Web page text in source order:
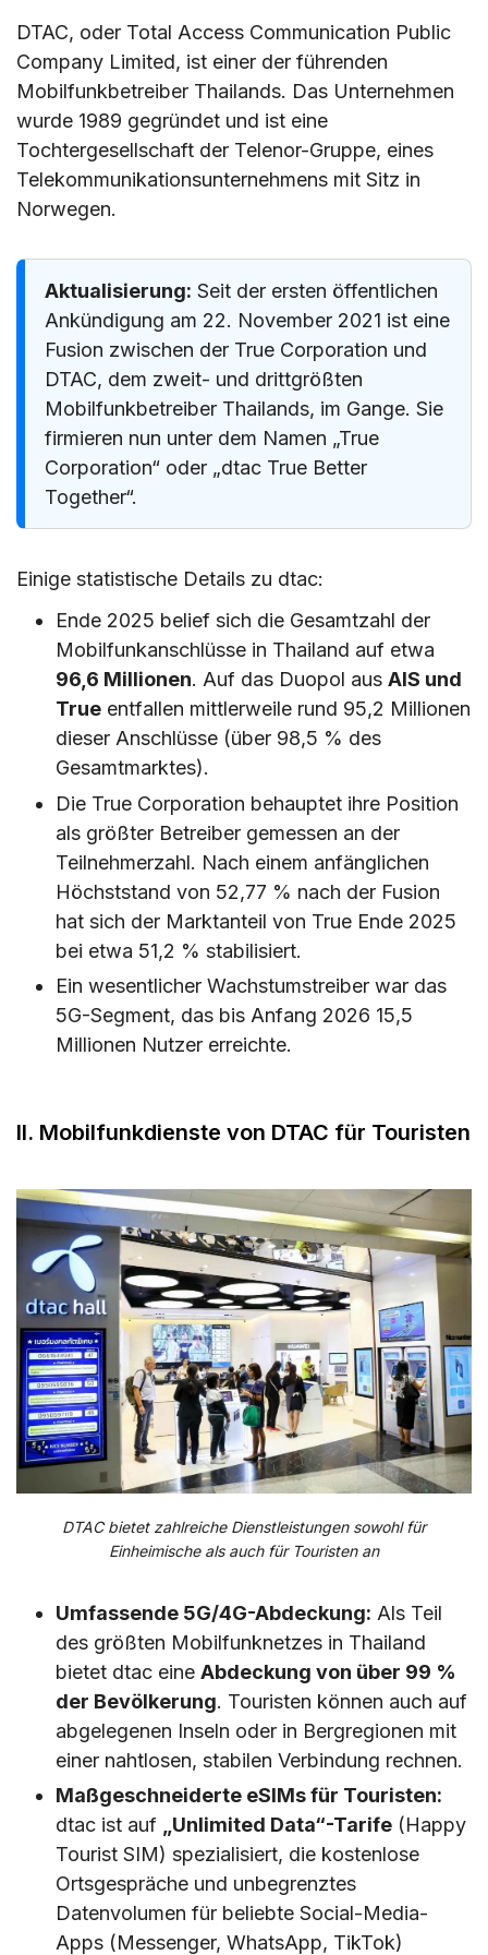
VIII. Tarife für Anrufe und SMS von DTAC in
Thailand
IX. DTAC-Roaming-Tarife
X. So laden Sie Ihre DTAC-SIM-Karte auf
XI. So überprüfen Sie Ihr DTAC-Guthaben – Alle
DTAC-USSD-Codes, die Sie kennen sollten
XII. DTAC im Vergleich zu anderen
thailändischen Mobilfunkanbietern
XIII. Alternativen zur DTAC-SIM-Karte für
XIV. Schlusswort
XV. FAQs
Was ist dtac in Thailand?
Ist dtac in Thailand empfehlenswert?
besten für Touristen in Thailand?
DTAC, oder Total Access Communication Public
Company Limited, ist einer der führenden
Mobilfunkbetreiber Thailands. Das Unternehmen
wurde 1989 gegründet und ist eine
Tochtergesellschaft der Telenor-Gruppe, eines
Telekommunikationsunternehmens mit Sitz in
Norwegen.
Aktualisierung: Seit der ersten öffentlichen
Ankündigung am 22. November 2021 ist eine
Fusion zwischen der True Corporation und
DTAC, dem zweit- und drittgrößten
Mobilfunkbetreiber Thailands, im Gange. Sie
firmieren nun unter dem Namen „True
Corporation“ oder „dtac True Better
Together“.
Einige statistische Details zu dtac:
Ende 2025 belief sich die Gesamtzahl der
Mobilfunkanschlüsse in Thailand auf etwa
96,6 Millionen. Auf das Duopol aus AIS und
True entfallen mittlerweile rund 95,2 Millionen
dieser Anschlüsse (über 98,5 % des
Gesamtmarktes).
Die True Corporation behauptet ihre Position
als größter Betreiber gemessen an der
Teilnehmerzahl. Nach einem anfänglichen
Höchststand von 52,77 % nach der Fusion
hat sich der Marktanteil von True Ende 2025
bei etwa 51,2 % stabilisiert.
Ein wesentlicher Wachstumstreiber war das
5G-Segment, das bis Anfang 2026 15,5
Millionen Nutzer erreichte.
II. Mobilfunkdienste von DTAC für Touristen
DTAC bietet zahlreiche Dienstleistungen sowohl für
Einheimische als auch für Touristen an
Umfassende 5G/4G-Abdeckung: Als Teil
des größten Mobilfunknetzes in Thailand
bietet dtac eine Abdeckung von über 99 %
der Bevölkerung. Touristen können auch auf
abgelegenen Inseln oder in Bergregionen mit
einer nahtlosen, stabilen Verbindung rechnen.
Maßgeschneiderte eSIMs für Touristen:
dtac ist auf
„Unlimited Data“-Tarife (Happy
Tourist SIM) spezialisiert, die kostenlose
Ortsgespräche und unbegrenztes
Datenvolumen für beliebte Social-Media-
Apps (Messenger, WhatsApp, TikTok)